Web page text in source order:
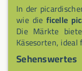
In der
wie dieficelle
Die Märkte
Käsesorten,
Sehenswertes